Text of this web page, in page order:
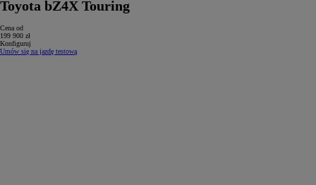
Toyota bZ4X Touring
Cena od
199 900 zł
Konfiguruj
Umów się na jazdę testową